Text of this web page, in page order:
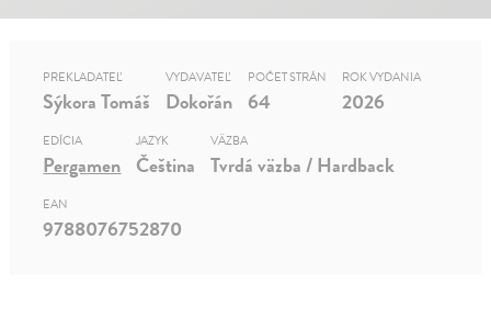
PREKLADATEĽ
Sýkora Tomáš
VYDAVATEĽ
Dokořán
POČET STRÁN
64
ROK VYDANIA
2026
EDÍCIA
Pergamen
JAZYK
Čeština
VÄZBA
Tvrdá väzba / Hardback
EAN
9788076752870